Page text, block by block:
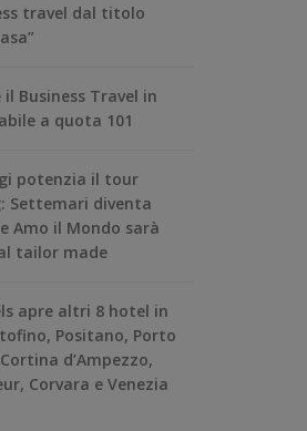
travel dal titolo
Business Travel in
a quota 101
potenzia il tour
Settemari diventa
Amo il Mondo sarà
tailor made
apre altri 8 hotel in
Positano, Porto
d’Ampezzo,
Corvara e Venezia